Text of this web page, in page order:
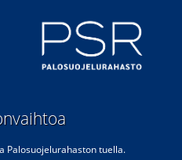
Palosuojelurahaston tuella.